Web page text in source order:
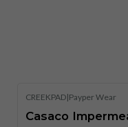
CREEKPAD|Payper Wear
Casaco